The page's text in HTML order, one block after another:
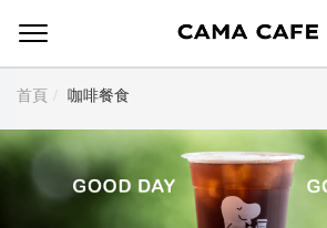
首頁 咖啡餐食